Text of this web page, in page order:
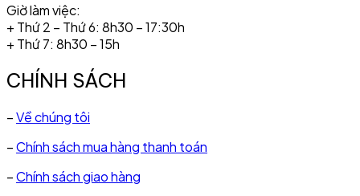
Giờ làm việc:
+ Thứ 2 – Thứ 6: 8h30 – 17:30h
+ Thứ 7: 8h30 – 15h
CHÍNH SÁCH
–Về chúng tôi
–Chính sách mua hàng thanh toán
–Chính sách giao hàng